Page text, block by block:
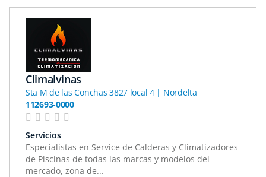
Climalvinas
Sta M de las Conchas 3827 local 4 | Nordelta
112693-0000
Servicios
Especialistas en Service de Calderas y Climatizadores
de Piscinas de todas las marcas y modelos del
mercado, zona de...